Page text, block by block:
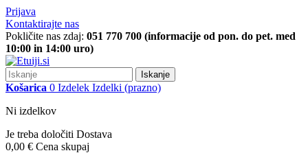
Prijava
Kontaktirajte nas
Pokličite nas zdaj: 051 770 700 (informacije od pon. do pet. med
10:00 in 14:00 uro)
Iskanje
Košarica 0 Izdelek Izdelki (prazno)
Ni izdelkov
Je treba določiti Dostava
0,00 € Cena skupaj